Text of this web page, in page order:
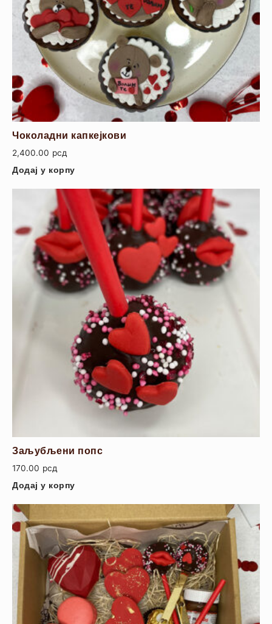
Чоколадни капкејкови
2,400.00 рсд
Додај у корпу
Заљубљени попс
170.00 рсд
Додај у корпу